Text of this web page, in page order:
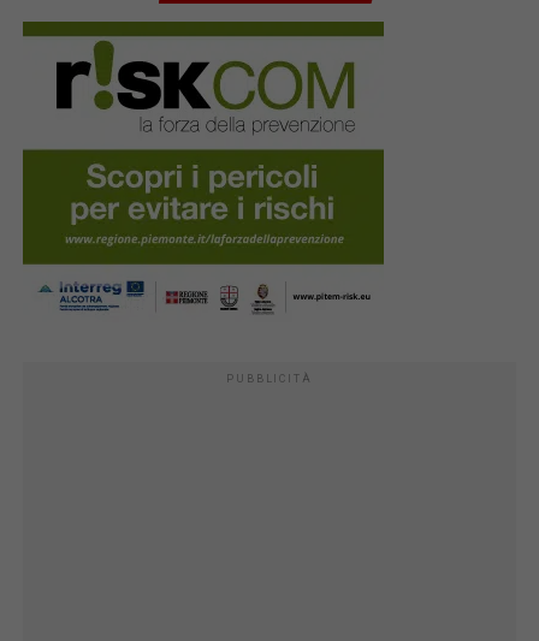
PUBBLICITÀ